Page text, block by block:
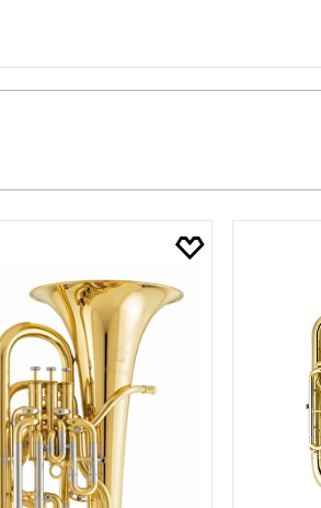
30.640₺ ile 61.280₺ Arası
91.920₺ ile 122.560₺ Arası
153.200₺ ve Üzeri